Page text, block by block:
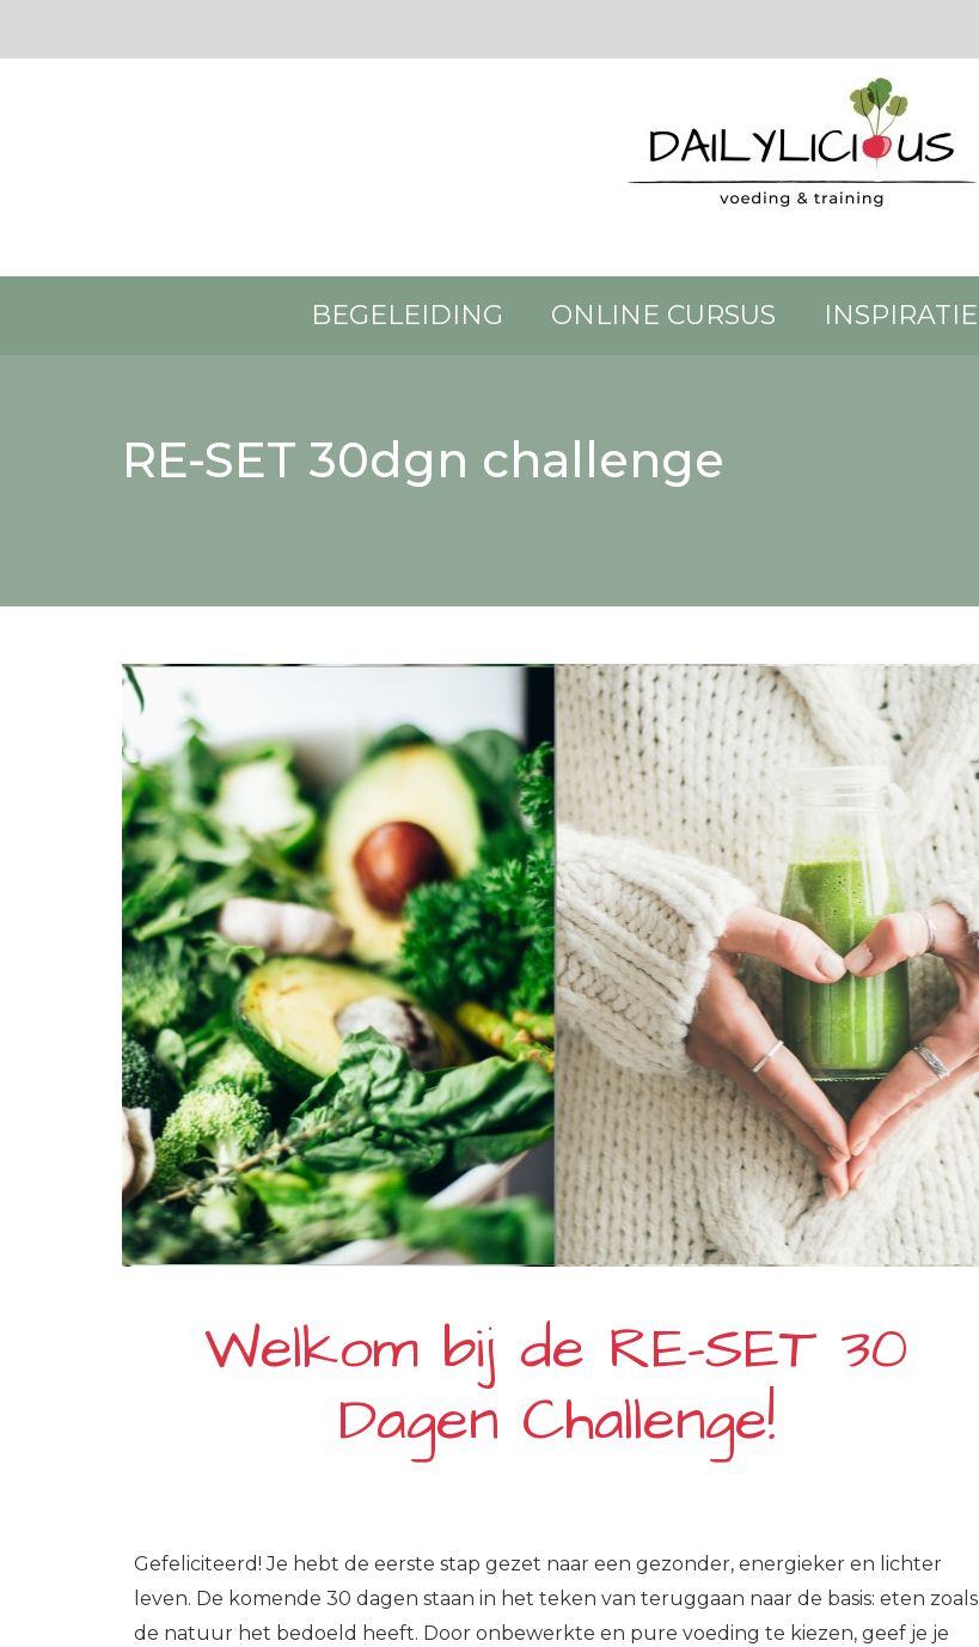
BEGELEIDING ONLINE CURSUS INSPIRATIE
RE-SET 30dgn challenge
Welkom bij de RE-SET 30
Dagen Challenge!
Gefeliciteerd! Je hebt de eerste stap gezet naar een gezonder, energieker en lichter
leven. De komende 30 dagen staan in het teken van teruggaan naar de basis: eten zoals
de natuur het bedoeld heeft. Door onbewerkte en pure voeding te kiezen, geef je je